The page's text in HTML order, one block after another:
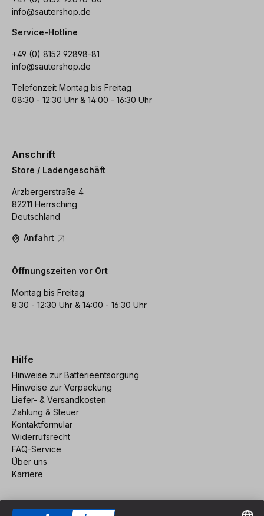
info@sautershop.de
Service-Hotline
+49 (0) 8152 92898-81
info@sautershop.de
Telefonzeit Montag bis Freitag
08:30 - 12:30 Uhr & 14:00 - 16:30 Uhr
Anschrift
Store / Ladengeschäft
Arzbergerstraße 4
82211 Herrsching
Deutschland
Anfahrt
Öffnungszeiten vor Ort
Montag bis Freitag
8:30 - 12:30 Uhr & 14:00 - 16:30 Uhr
Hilfe
Hinweise zur Batterieentsorgung
Hinweise zur Verpackung
Liefer- & Versandkosten
Zahlung & Steuer
Kontaktformular
Widerrufsrecht
FAQ-Service
Über uns
Karriere